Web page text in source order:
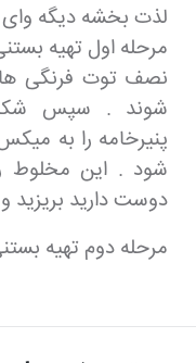
لذت بخشه دیگه
مرحله اول تهیه
نصف توت فرنگی ها
شوند . سپس شکر،
پنیرخامه را به
شود . این مخلوط
دوست دارید بریزید
مرحله دوم تهیه